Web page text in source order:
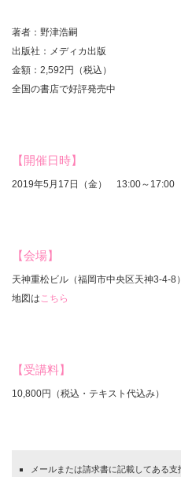
著者：野津浩嗣
出版社：メディカ出版
金額：2,592円（税込）
全国の書店で好評発売中
【開催日時】
2019年5月17日（金） 13:00～17:00
【会場】
天神重松ビル（福岡市中央区天神3-4-8）
地図はこちら
【受講料】
10,800円（税込・テキスト代込み）
メールまたは請求書に記載してある